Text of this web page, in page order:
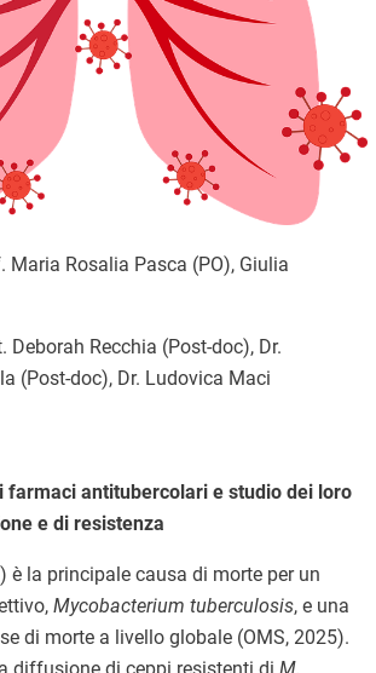
Maria Rosalia Pasca (PO), Giulia
Deborah Recchia (Post-doc), Dr.
(Post-doc), Dr. Ludovica Maci
farmaci antitubercolari e studio dei loro
e di resistenza
è la principale causa di morte per un
Mycobacterium tuberculosis, e una
di morte a livello globale (OMS, 2025).